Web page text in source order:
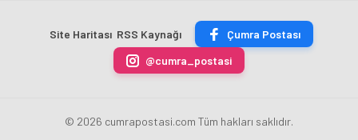
yeniden
yargılanacak
iddiası!
diledi!
Site Haritası RSS Kaynağı
Çumra Postası
@cumra_postasi
© 2026 cumrapostasi.com Tüm hakları saklıdır.